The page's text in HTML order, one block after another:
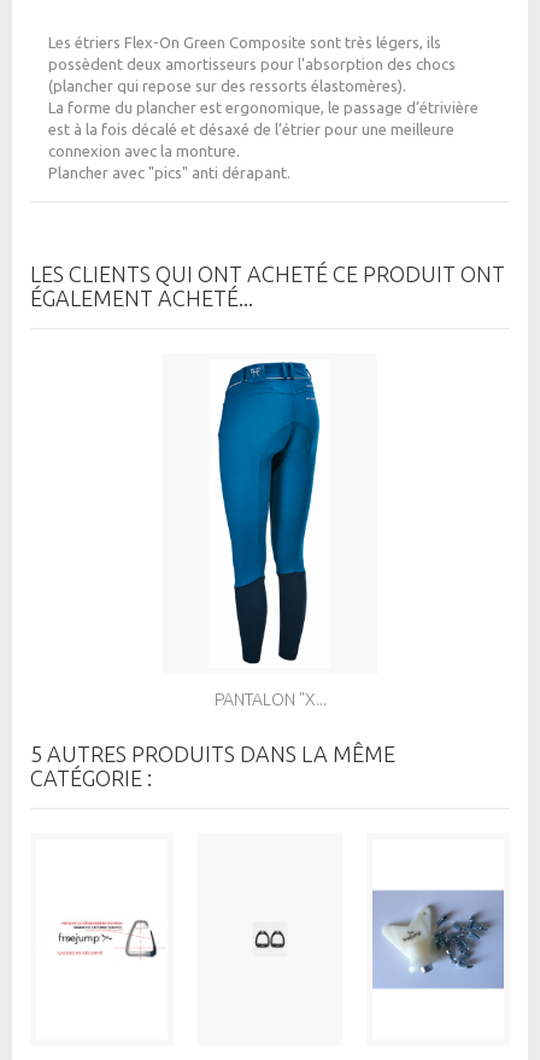
Les étriers Flex-On Green Composite sont très légers, ils
possèdent deux amortisseurs pour l'absorption des chocs
(plancher qui repose sur des ressorts élastomères).
La forme du plancher est ergonomique, le passage d’étrivière
est à la fois décalé et désaxé de l’étrier pour une meilleure
connexion avec la monture.
Plancher avec "pics" anti dérapant.
LES CLIENTS QUI ONT ACHETÉ CE PRODUIT ONT
ÉGALEMENT ACHETÉ...
PANTALON "X...
5 AUTRES PRODUITS DANS LA MÊME
CATÉGORIE :